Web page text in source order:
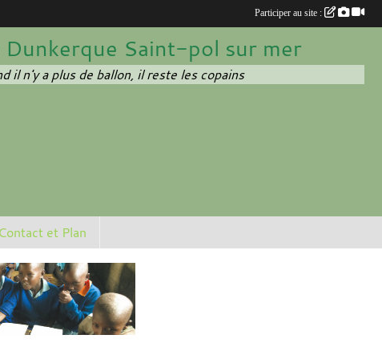
Dunkerque Saint-pol sur mer
il n'y a plus de ballon, il reste les copains
Contact et Plan
Participer au site :